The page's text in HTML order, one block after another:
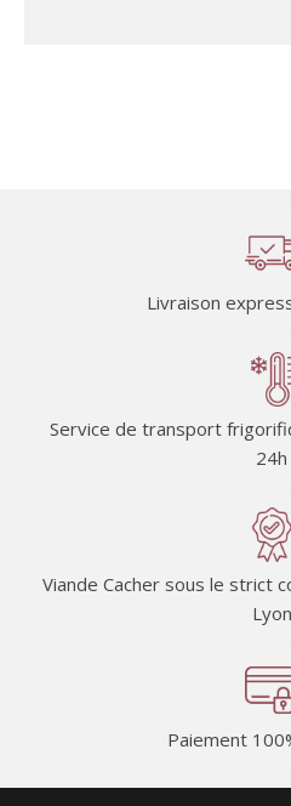
Livraison
Service de transport
24h
Viande Cacher sous le strict
Lyon
Paiement